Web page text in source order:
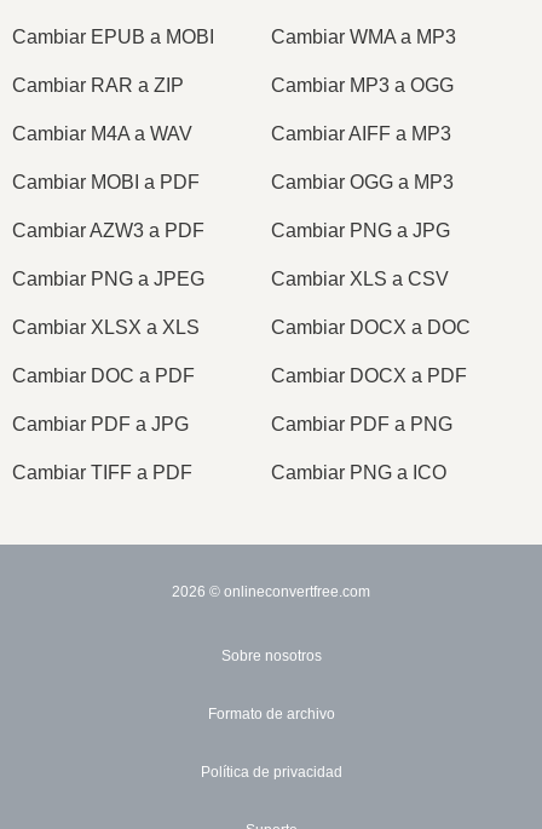
Cambiar EPUB a MOBI Cambiar WMA a MP3
Cambiar RAR a ZIP Cambiar MP3 a OGG
Cambiar M4A a WAV Cambiar AIFF a MP3
Cambiar MOBI a PDF Cambiar OGG a MP3
Cambiar AZW3 a PDF Cambiar PNG a JPG
Cambiar PNG a JPEG Cambiar XLS a CSV
Cambiar XLSX a XLS Cambiar DOCX a DOC
Cambiar DOC a PDF Cambiar DOCX a PDF
Cambiar PDF a JPG Cambiar PDF a PNG
Cambiar TIFF a PDF Cambiar PNG a ICO
2026 © onlineconvertfree.com
Sobre nosotros
Formato de archivo
Política de privacidad